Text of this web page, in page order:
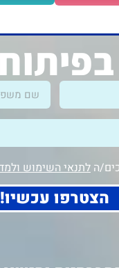
ה לתנאי השימוש
הצטרפו עכשיו!